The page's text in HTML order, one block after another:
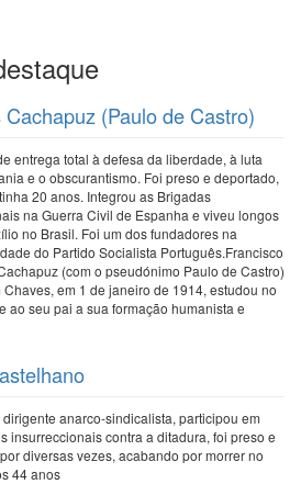
(Paulo de Castro)
entrega total à defesa da liberdade, à luta
e o obscurantismo. Foi preso e deportado,
20 anos. Integrou as Brigadas
na Guerra Civil de Espanha e viveu longos
no Brasil. Foi um dos fundadores na
do Partido Socialista Português.Francisco
(com o pseudónimo Paulo de Castro)
Chaves, em 1 de janeiro de 1914, estudou no
ao seu pai a sua formação humanista e
anarco-sindicalista, participou em
insurreccionais contra a ditadura, foi preso e
diversas vezes, acabando por morrer no
44 anos